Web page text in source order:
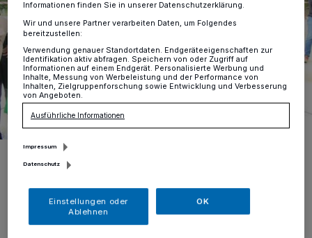
Jessica Llerandi Pulido, Geschäftsführerin des EVK (links), befüllt
die Zeitkapsel für den Grundstein.
Informationen finden Sie in unserer Datenschutzerklärung.
Wir und unsere Partner verarbeiten Daten, um Folgendes
bereitzustellen:
Verwendung genauer Standortdaten. Endgeräteeigenschaften zur
Identifikation aktiv abfragen. Speichern von oder Zugriff auf
Informationen auf einem Endgerät. Personalisierte Werbung und
Inhalte, Messung von Werbeleistung und der Performance von
Inhalten, Zielgruppenforschung sowie Entwicklung und Verbesserung
von Angeboten.
Ausführliche Informationen
Impressum
Datenschutz
Einstellungen oder
Ablehnen
OK